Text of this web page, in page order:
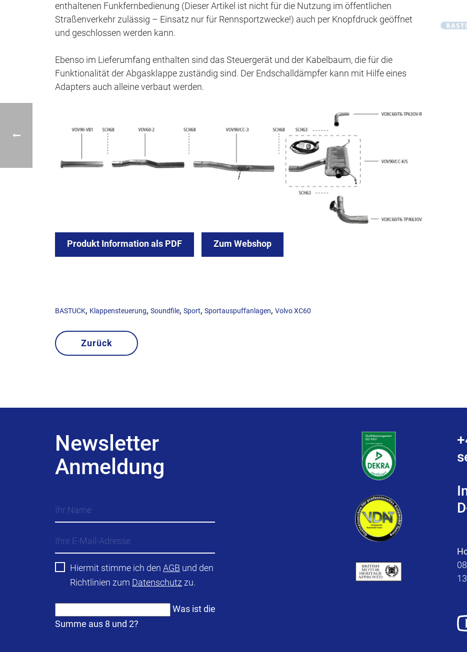
enthaltenen Funkfernbedienung (Dieser Artikel ist nicht für die Nutzung im öffentlichen
Straßenverkehr zulässig – Einsatz nur für Rennsportzwecke!) auch per Knopfdruck geöffnet
und geschlossen werden kann.
Ebenso im Lieferumfang enthalten sind das Steuergerät und der Kabelbaum, die für die
Funktionalität der Abgasklappe zuständig sind. Der Endschalldämpfer kann mit Hilfe eines
Adapters auch alleine verbaut werden.
Produkt Information als PDF Zum Webshop
BASTUCK, Klappensteuerung, Soundfile, Sport, Sportauspuffanlagen, Volvo XC60
Zurück
Newsletter
Anmeldung
Hiermit stimme ich den AGB und den
Richtlinien zum Datenschutzzu.
Was ist die
Summe aus 8 und 2?